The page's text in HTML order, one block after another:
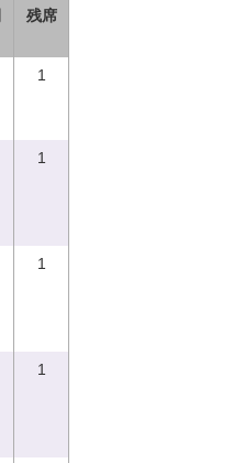
残席
1
1
1
1